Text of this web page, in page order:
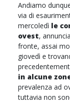
Andiamo
via di
mercoledì le
ovest,
fronte, assai
giovedì e
in alcune
prevalenza ad
tuttavia non